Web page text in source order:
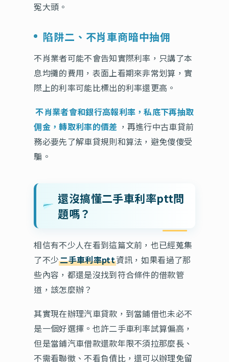
冤大頭。
陷阱二、不肖車商暗中抽佣
不肖業者可能不會告知實際利率，只講了本
息均攤的費用，表面上看期來非常划算，實
際上的利率可能比標出的利率還更高。
不肖業者會和銀行高報利率，私底下再抽取
佣金，轉取利率的價差 ，再進行中古車貸前
務必要先了解車貸規則和算法，避免傻傻受
騙。
還沒搞懂二手車利率ptt問
題嗎？
相信有不少人在看到這篇文前，也已經蒐集
了不少二手車利率ptt資訊，如果看過了那
些內容，都還是沒找到符合條件的借款管
道，該怎麼辦？
其實現在辦理汽車貸款，到當鋪借也未必不
是一個好選擇。也許二手車利率試算偏高，
但是當鋪汽車借款還款年限不須拉那麼長、
不需看聯徵、不看負債比，還可以辦理免留